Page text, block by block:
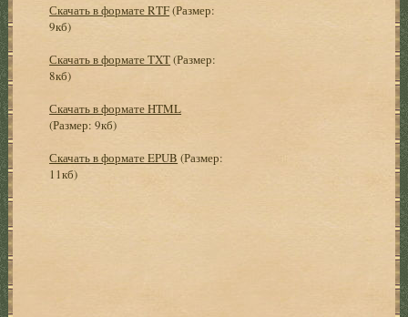
Скачать в формате RTF(Размер:
9кб)
Скачать в формате TXT(Размер:
8кб)
Скачать в формате HTML
(Размер: 9кб)
Скачать в формате EPUB (Размер:
11кб)